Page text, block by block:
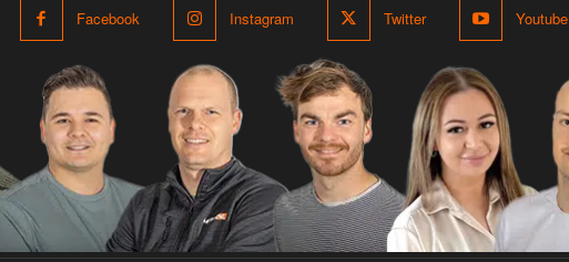
Facebook Instagram Twitter Youtube